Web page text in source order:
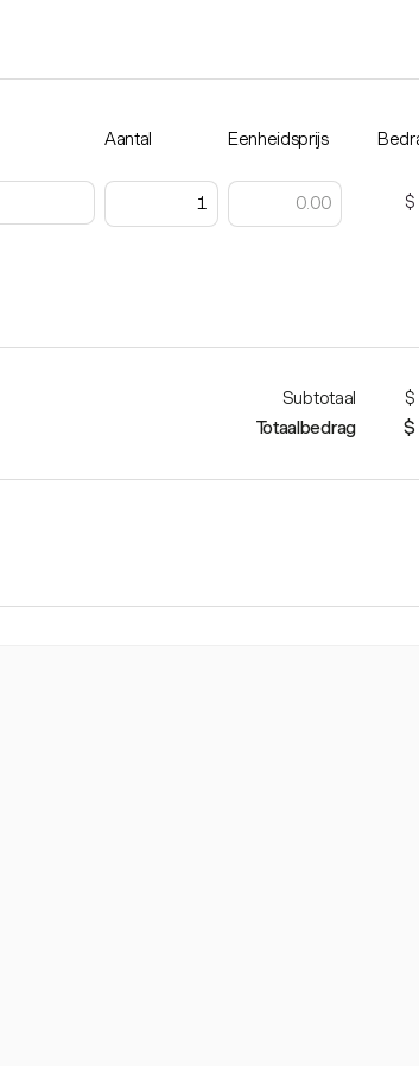
Aantal Eenheidsprijs
$
Subtotaal
$
Totaalbedrag
$